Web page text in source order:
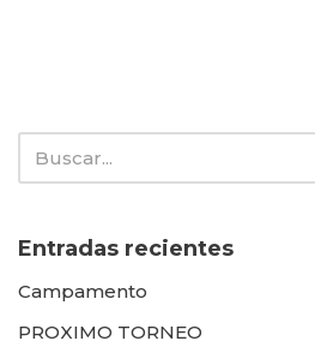
Entradas recientes
Campamento
PROXIMO TORNEO